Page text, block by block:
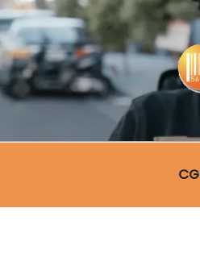
Aller
au
contenu
principal